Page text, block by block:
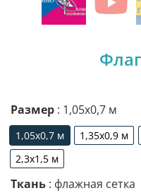
Размер : 1,05х0,7 м
1,05х0,7 м
1,05х0,7 м
1,35х0,9 м
2,3х1,5 м
2,3х1,5 м
Ткань : флажная сетка